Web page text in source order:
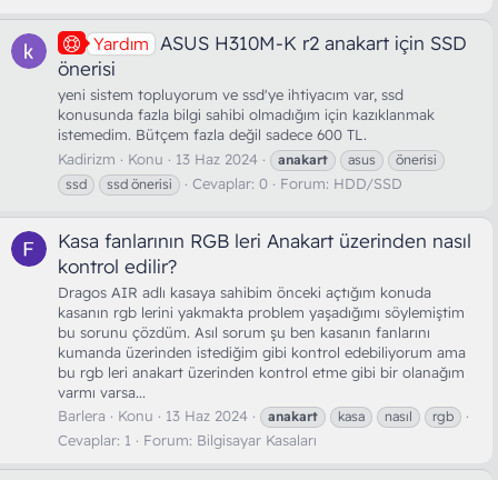
Yardım
ASUS H310M-K r2 anakart için SSD
önerisi
yeni sistem topluyorum ve ssd'ye ihtiyacım var, ssd
konusunda fazla bilgi sahibi olmadığım için kazıklanmak
istemedim. Bütçem fazla değil sadece 600 TL.
Kadirizm
Konu 13 Haz 2024 anakart asus
önerisi
ssd
ssd önerisi Cevaplar: 0 Forum: HDD/SSD
Kasa fanlarının RGB leri Anakart üzerinden nasıl
kontrol edilir?
Dragos AIR adlı kasaya sahibim önceki açtığım konuda
kasanın rgb lerini yakmakta problem yaşadığımı söylemiştim
bu sorunu çözdüm. Asıl sorum şu ben kasanın fanlarını
kumanda üzerinden istediğim gibi kontrol edebiliyorum ama
bu rgb leri anakart üzerinden kontrol etme gibi bir olanağım
varmı varsa...
Barlera
Konu 13 Haz 2024 anakart kasa nasıl rgb
Cevaplar: 1 Forum: Bilgisayar Kasaları